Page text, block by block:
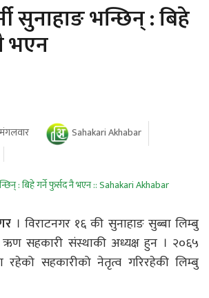
सुनाहाङ भन्छिन् : बिहे
भएन
Sahakari Akhabar
। विराटनगर १६ की सुनाहाङ सुब्बा लिम्बु
सहकारी संस्थाकी अध्यक्ष हुन । २०६५
रहेको सहकारीको नेतृत्व गरिरहेकी लिम्बु